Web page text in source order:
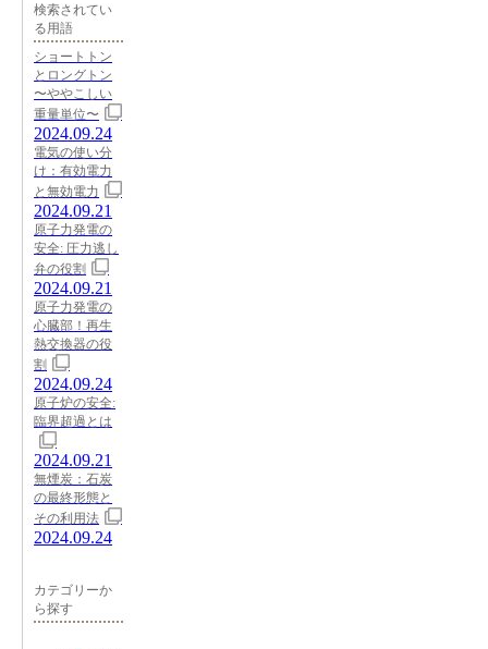
検索されてい
る用語
ショートトン
とロングトン
〜ややこしい
重量単位〜
2024.09.24
電気の使い分
け：有効電力
と無効電力
2024.09.21
原子力発電の
安全: 圧力逃し
弁の役割
2024.09.21
原子力発電の
心臓部！再生
熱交換器の役
割
2024.09.24
原子炉の安全:
臨界超過とは
2024.09.21
無煙炭：石炭
の最終形態と
その利用法
2024.09.24
カテゴリーか
ら探す